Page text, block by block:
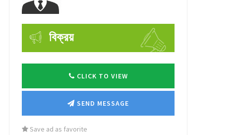
বিক্রয়
CLICK TO VIEW
SEND MESSAGE
Save ad as favorite